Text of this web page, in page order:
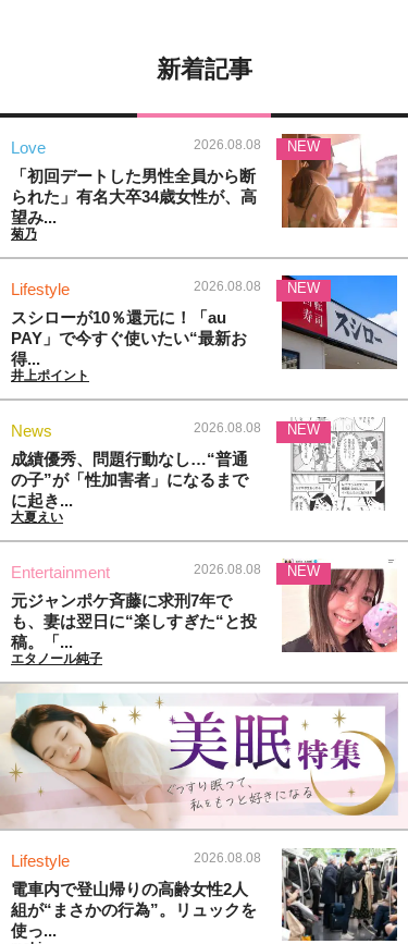
新着記事
Love 2026.08.08
「初回デートした男性全員から断
られた」有名大卒34歳女性が、高
望み...
菊乃
NEW
Lifestyle 2026.08.08
スシローが10％還元に！「au
PAY」で今すぐ使いたい“最新お
得...
井上ポイント
NEW
News 2026.08.08
成績優秀、問題行動なし…“普通
の子”が「性加害者」になるまで
に起き...
大夏えい
NEW
Entertainment 2026.08.08
元ジャンポケ斉藤に求刑7年で
も、妻は翌日に“楽しすぎた“と投
稿。「...
エタノール純子
NEW
Lifestyle 2026.08.08
電車内で登山帰りの高齢女性2人
組が“まさかの行為”。リュックを
使っ...